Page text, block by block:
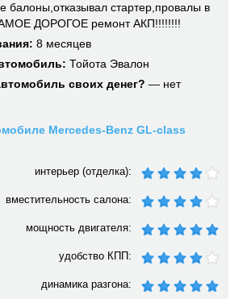
балоны,отказывал стартер,провалы в
ДОРОГОЕ ремонт АКП!!!!!!!!
8 месяцев
Тойота Эвалон
своих денег? — нет
Mercedes-Benz GL-class
интерьер (отделка):
вместительность салона:
мощность двигателя:
удобство КПП:
динамика разгона: